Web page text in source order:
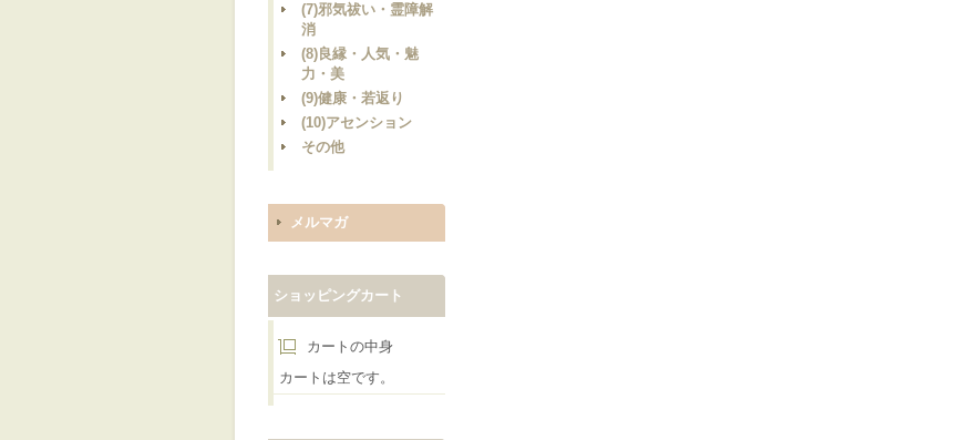
(7)邪気祓い・霊障解
消
(8)良縁・人気・魅
力・美
(9)健康・若返り
(10)アセンション
その他
メルマガ
ショッピングカート
カートの中身
カートは空です。